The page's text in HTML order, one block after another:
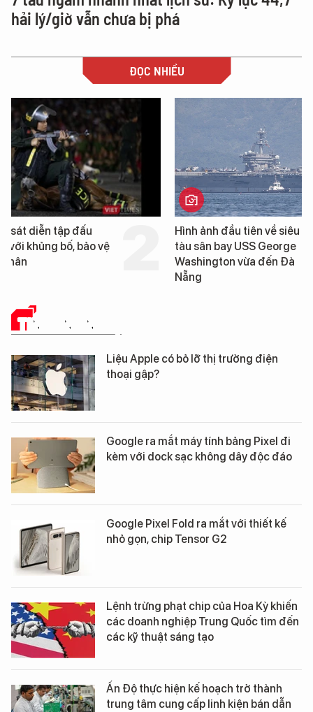
hải lý/giờ vẫn chưa bị phá
ĐỌC NHIỀU
Hình ảnh đầu tiên về siêu
tàu sân bay USS George
Washington vừa đến Đà
Cận cảnh chiến hạm
tống tàu sân bay USS
George Washington
TIN CÔNG NGHỆ
Liệu Apple có bỏ lỡ thị trường điện
thoại gập?
Google ra mắt máy tính bảng Pixel đi
kèm với dock sạc không dây độc đáo
Google Pixel Fold ra mắt với thiết kế
nhỏ gọn, chip Tensor G2
Lệnh trừng phạt chip của Hoa Kỳ khiến
các doanh nghiệp Trung Quốc tìm đến
các kỹ thuật sáng tạo
Ấn Độ thực hiện kế hoạch trở thành
trung tâm cung cấp linh kiện bán dẫn